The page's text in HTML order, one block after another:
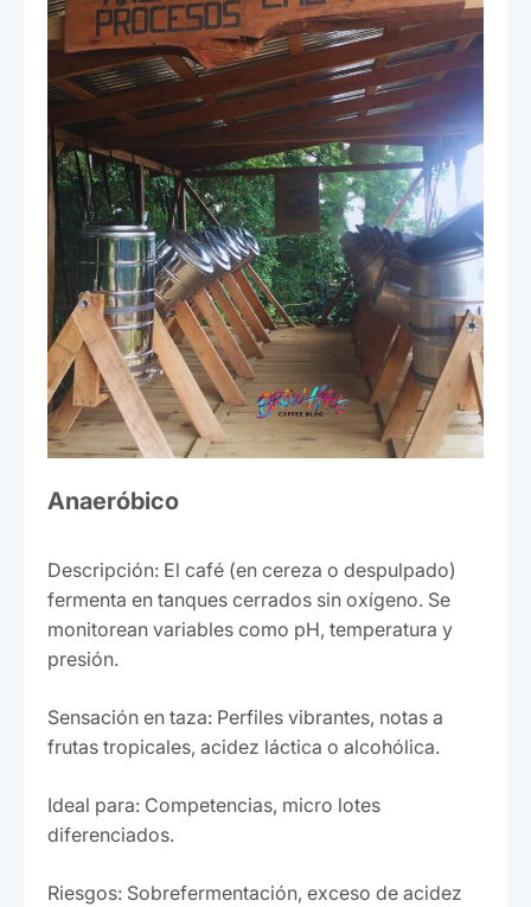
Anaeróbico
Descripción: El café (en cereza o despulpado)
fermenta en tanques cerrados sin oxígeno. Se
monitorean variables como pH, temperatura y
presión.
Sensación en taza: Perfiles vibrantes, notas a
frutas tropicales, acidez láctica o alcohólica.
Ideal para: Competencias, micro lotes
diferenciados.
Riesgos: Sobrefermentación, exceso de acidez